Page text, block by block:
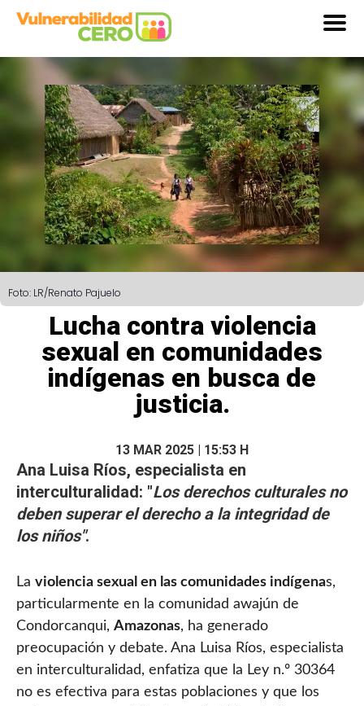
Foto: LR/Renato Pajuelo
Lucha contra violencia
sexual en comunidades
indígenas en busca de
justicia.
13 MAR 2025 | 15:53 H
Ana Luisa Ríos, especialista en
interculturalidad: "Los derechos culturales no
deben superar el derecho a la integridad de
los niños".
La violencia sexual en las comunidades indígenas,
particularmente en la comunidad awajún de
Condorcanqui, Amazonas, ha generado
preocupación y debate. Ana Luisa Ríos, especialista
en interculturalidad, enfatiza que la Ley n.º 30364
no es efectiva para estas poblaciones y que los